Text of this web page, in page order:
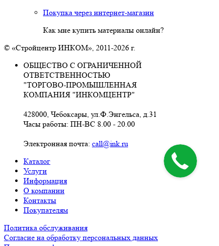
Покупка через интернет-магазин
Как мне купить материалы онлайн?
© «Стройцентр ИНКОМ», 2011-2026 г.
ОБЩЕСТВО С ОГРАНИЧЕННОЙ
ОТВЕТСТВЕННОСТЬЮ
"ТОРГОВО-ПРОМЫШЛЕННАЯ
КОМПАНИЯ "ИНКОМЦЕНТР"
428000, Чебоксары, ул.Ф.Энгельса, д.31
Часы работы: ПН-ВС 8.00 - 20.00
Электронная почта: call@ink.ru
Каталог
Услуги
Информация
О компании
Контакты
Покупателям
Политика обслуживания
Согласие на обработку персональных данных